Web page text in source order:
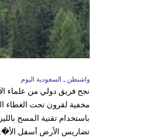
واشنطن ـ السعودية اليوم
نجح فريق دولي من علماء
مخفية لقرون تحت الغطاء
تضاريس الأرض أسفل